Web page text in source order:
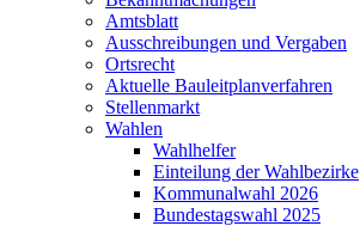
Amtsblatt
Ausschreibungen und Vergaben
Ortsrecht
Aktuelle Bauleitplanverfahren
Stellenmarkt
Wahlen
Wahlhelfer
Einteilung der Wahlbezirke
Kommunalwahl 2026
Bundestagswahl 2025